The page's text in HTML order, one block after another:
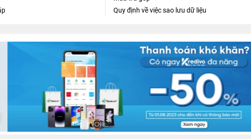
Quy định về việc sao lưu dữ liệu